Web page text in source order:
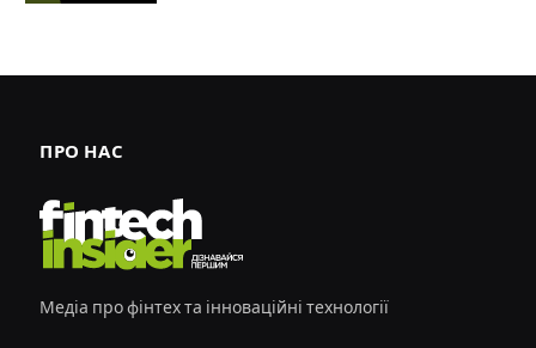
ПРО НАС
Медіа про фінтех та інноваційні технології